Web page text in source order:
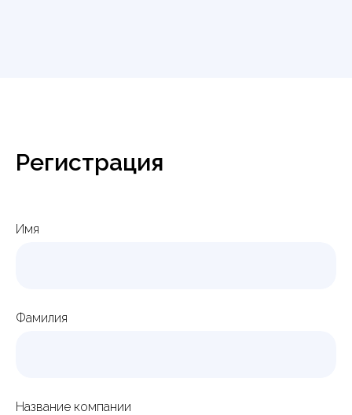
Регистрация
Имя
Фамилия
Название компании